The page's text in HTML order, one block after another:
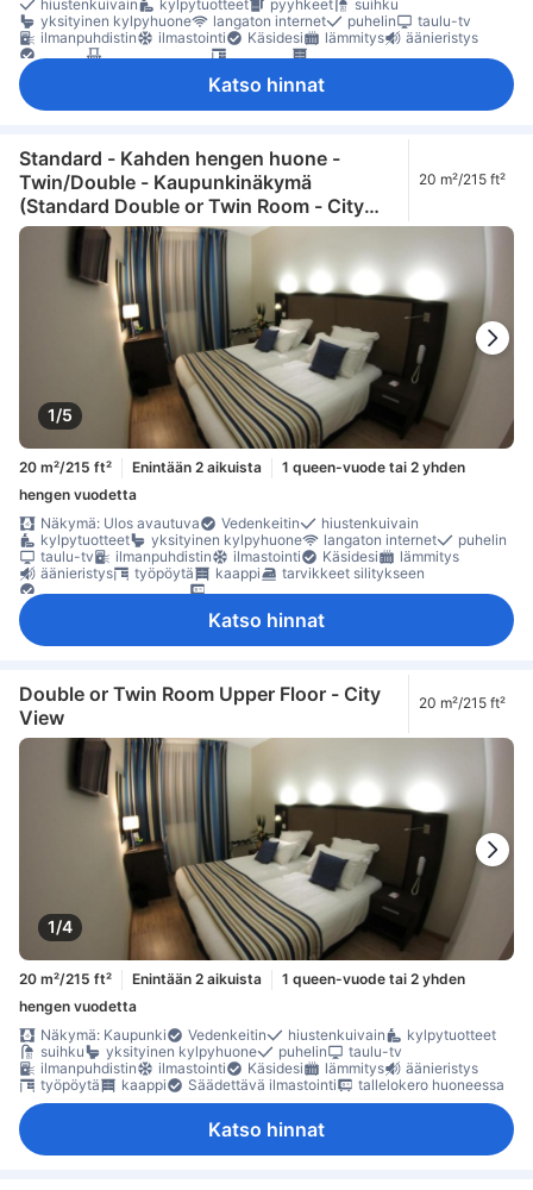
hiustenkuivain kylpytuotteet pyyhkeet
suihku
yksityinen kylpyhuone
langaton internet puhelin
taulu-tv
ilmanpuhdistin
ilmastointi Käsidesi lämmitys
äänieristys
Säädettävä ilmastointi
Katso hinnat
Standard - Kahden hengen huone -
Twin/Double - Kaupunkinäkymä
(Standard Double or Twin Room - City
View)
20 m²/215 ft²
1/5
20 m²/215 ft² Enintään 2 aikuista
1 queen-vuode tai 2 yhden
hengen vuodetta
Näkymä: Ulos avautuva
Vedenkeitin
hiustenkuivain
kylpytuotteet
yksityinen kylpyhuone langaton internet
puhelin
taulu-tv
ilmanpuhdistin ilmastointi Käsidesi
lämmitys
äänieristys
työpöytä kaappi
tarvikkeet silitykseen
Katso hinnat
Double or Twin Room Upper Floor - City
View
20 m²/215 ft²
1/4
20 m²/215 ft² Enintään 2 aikuista
1 queen-vuode tai 2 yhden
hengen vuodetta
Näkymä: Kaupunki
Vedenkeitin hiustenkuivain
kylpytuotteet
suihku
yksityinen kylpyhuone puhelin
taulu-tv
ilmanpuhdistin
ilmastointi Käsidesi lämmitys
äänieristys
työpöytä
kaappi Säädettävä ilmastointi tallelokero huoneessa
Katso hinnat